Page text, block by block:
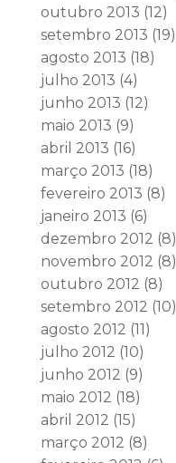
outubro 2013 (12)
setembro 2013 (19)
agosto 2013 (18)
julho 2013 (4)
junho 2013 (12)
maio 2013 (9)
abril 2013 (16)
março 2013 (18)
fevereiro 2013 (8)
janeiro 2013 (6)
dezembro 2012 (8)
novembro 2012 (8)
outubro 2012 (8)
setembro 2012 (10)
agosto 2012 (11)
julho 2012 (10)
junho 2012 (9)
maio 2012 (18)
abril 2012 (15)
março 2012 (8)